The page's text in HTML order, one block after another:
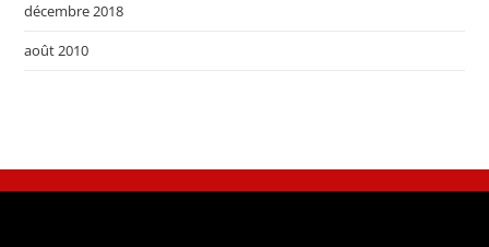
décembre 2018
août 2010